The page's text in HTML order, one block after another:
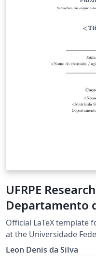
UFRPE
Departamento
(Resolução
Official LaTeX template
at the Universidade
(UFRPE), compliant with
Leon Denis da Silva